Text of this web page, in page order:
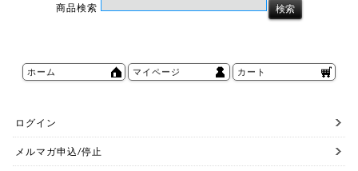
商品検索
ホーム マイページ カート
ログイン
メルマガ申込/停止